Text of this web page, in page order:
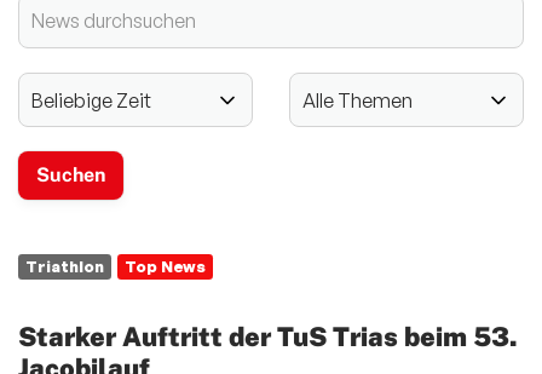
Triathlon Top News
Starker Auftritt der TuS Trias beim 53.
2024 - 125-jähriges Jubiläum
Mitglieder-Service
Verantwortung